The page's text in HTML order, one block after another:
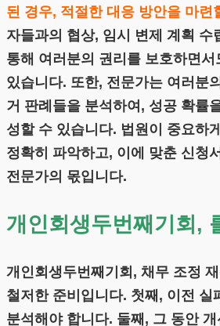
된 경우, 적절한 대응 방안을 마련
자들과의 협상, 임시 변제 계획 수
통해 여러분의 권리를 보호하면
있습니다. 또한, 전문가는 여러분
거 판례들을 분석하여, 성공 확률
성할 수 있습니다. 법원이 중요하
정확히 파악하고, 이에 맞춘 신청
전문가의 몫입니다.
개인회생두번째기회,
개인회생두번째기회, 채무 조정
철저한 준비입니다. 첫째, 이전 실
분석해야 합니다. 둘째, 그 동안